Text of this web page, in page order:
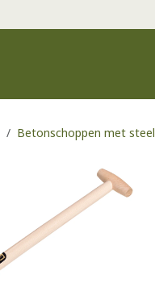
Betonschoppen met steel